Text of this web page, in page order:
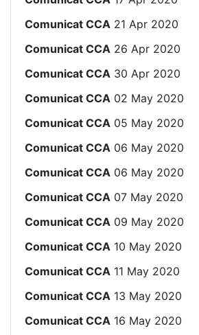
Comunicat CCA 21 Apr 2020
Comunicat CCA 26 Apr 2020
Comunicat CCA 30 Apr 2020
Comunicat CCA 02 May 2020
Comunicat CCA 05 May 2020
Comunicat CCA 06 May 2020
Comunicat CCA 06 May 2020
Comunicat CCA 07 May 2020
Comunicat CCA 09 May 2020
Comunicat CCA 10 May 2020
Comunicat CCA 11 May 2020
Comunicat CCA 13 May 2020
Comunicat CCA 16 May 2020